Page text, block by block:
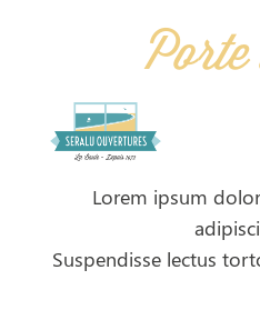
Porte
Lorem ipsum
Suspendisse lectus